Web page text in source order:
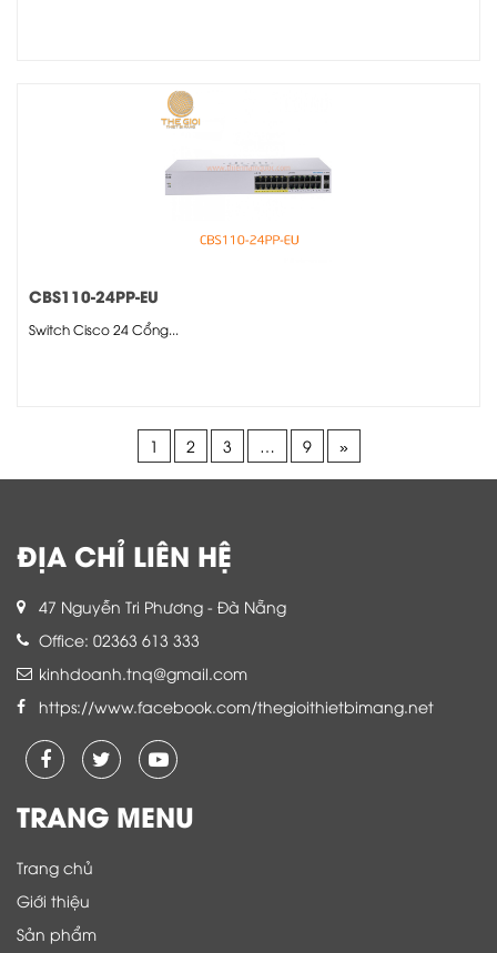
CBS110-24PP-EU
Switch Cisco 24 Cổng...
1 2 3 … 9 »
ĐỊA CHỈ LIÊN HỆ
47 Nguyễn Tri Phương - Đà Nẵng
Office: 02363 613 333
kinhdoanh.tnq@gmail.com
https://www.facebook.com/thegioithietbimang.net
TRANG MENU
Trang chủ
Giới thiệu
Sản phẩm